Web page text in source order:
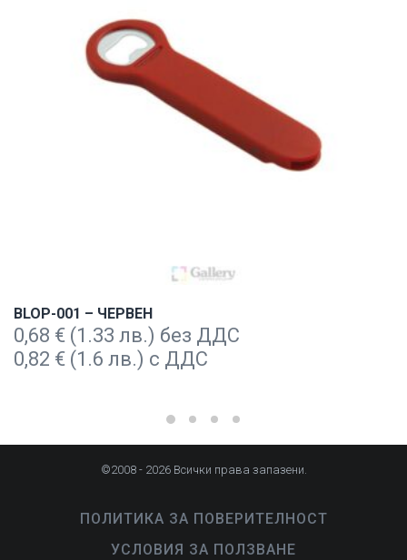
BLOP-001 – ЧЕРВЕН
0,68 € (1.33 лв.) без ДДС
0,82 € (1.6 лв.) с ДДС
©2008 - 2026 Всички права запазени.
ПОЛИТИКА ЗА ПОВЕРИТЕЛНОСТ
УСЛОВИЯ ЗА ПОЛЗВАНЕ